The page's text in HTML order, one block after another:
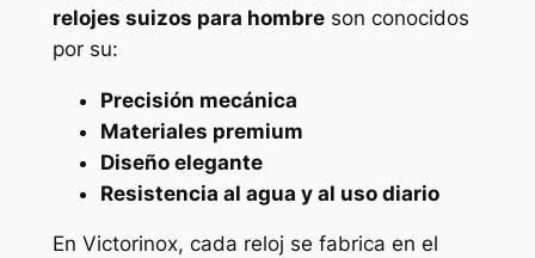
relojes suizos para hombreson conocidos
por su:
Precisión mecánica
Materiales premium
Diseño elegante
Resistencia al agua y al uso diario
En Victorinox, cada reloj se fabrica en el